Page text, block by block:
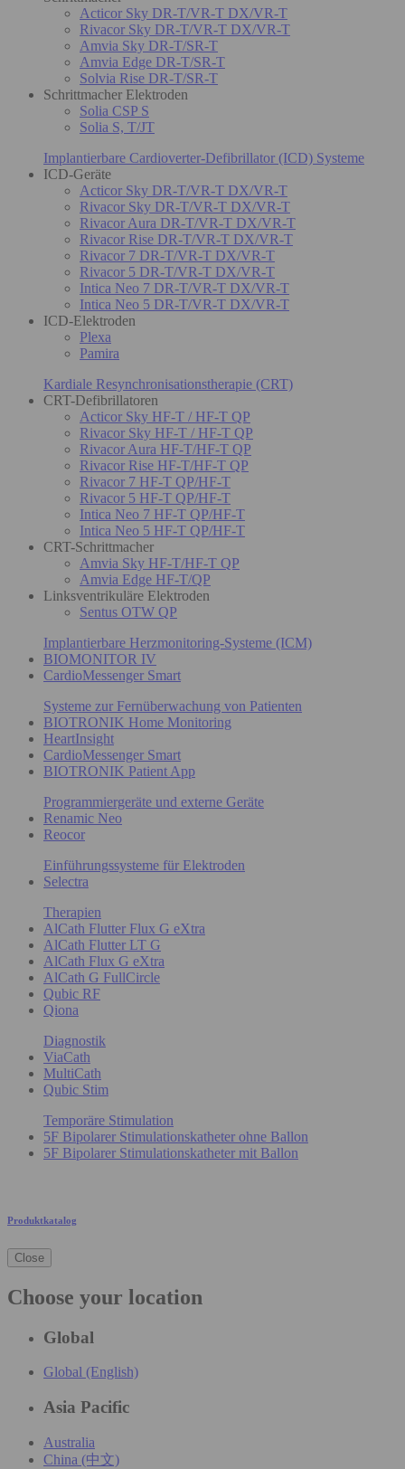
Acticor Sky DR-T/VR-T DX/VR-T
Rivacor Sky DR-T/VR-T DX/VR-T
Amvia Sky DR-T/SR-T
Amvia Edge DR-T/SR-T
Solvia Rise DR-T/SR-T
Schrittmacher Elektroden
Solia CSP S
Solia S, T/JT
Implantierbare Cardioverter-Defibrillator (ICD) Systeme
ICD-Geräte
Acticor Sky DR-T/VR-T DX/VR-T
Rivacor Sky DR-T/VR-T DX/VR-T
Rivacor Aura DR-T/VR-T DX/VR-T
Rivacor Rise DR-T/VR-T DX/VR-T
Rivacor 7 DR-T/VR-T DX/VR-T
Rivacor 5 DR-T/VR-T DX/VR-T
Intica Neo 7 DR-T/VR-T DX/VR-T
Intica Neo 5 DR-T/VR-T DX/VR-T
ICD-Elektroden
Plexa
Pamira
Kardiale Resynchronisationstherapie (CRT)
CRT-Defibrillatoren
Acticor Sky HF-T / HF-T QP
Rivacor Sky HF-T / HF-T QP
Rivacor Aura HF-T/HF-T QP
Rivacor Rise HF-T/HF-T QP
Rivacor 7 HF-T QP/HF-T
Rivacor 5 HF-T QP/HF-T
Intica Neo 7 HF-T QP/HF-T
Intica Neo 5 HF-T QP/HF-T
CRT-Schrittmacher
Amvia Sky HF-T/HF-T QP
Amvia Edge HF-T/QP
Linksventrikuläre Elektroden
Sentus OTW QP
Implantierbare Herzmonitoring-Systeme (ICM)
BIOMONITOR IV
CardioMessenger Smart
Systeme zur Fernüberwachung von Patienten
BIOTRONIK Home Monitoring
HeartInsight
CardioMessenger Smart
BIOTRONIK Patient App
Programmiergeräte und externe Geräte
Renamic Neo
Reocor
Einführungssysteme für Elektroden
Selectra
Therapien
AlCath Flutter Flux G eXtra
AlCath Flutter LT G
AlCath Flux G eXtra
AlCath G FullCircle
Qubic RF
Qiona
Diagnostik
ViaCath
MultiCath
Qubic Stim
Temporäre Stimulation
5F Bipolarer Stimulationskatheter ohne Ballon
5F Bipolarer Stimulationskatheter mit Ballon
Produktkatalog
Close
Choose your location
Global
Global (English)
Asia Pacific
Australia
China (中文)